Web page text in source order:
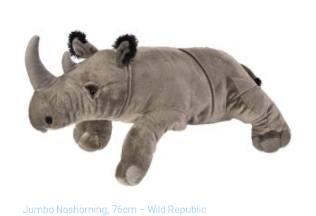
Jumbo Noshörning, 76cm – Wild Republic